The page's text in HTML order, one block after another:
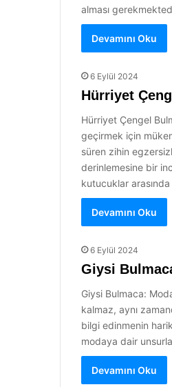
alması
Devamını Oku
6 Eylül 2024
Hürriyet
Hürriyet Çengel
geçirmek için
süren zihin
derinlemesine bir
kutucuklar
Devamını Oku
6 Eylül 2024
Giysi
Giysi Bulmaca:
kalmaz, aynı
bilgi edinmenin
modaya dair
Devamını Oku